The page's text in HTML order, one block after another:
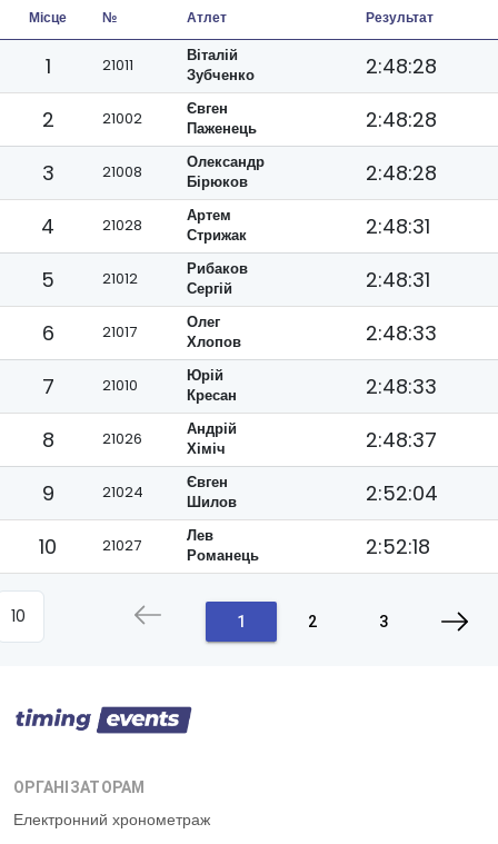
Місце № Атлет Результат
1 21011
Віталій
Зубченко
2:48:28
2
21002
Євген
Паженець
2:48:28
3
21008
Олександр
Бірюков
2:48:28
4
21028
Артем
Стрижак
2:48:31
5
21012
Рибаков
Сергій
2:48:31
6
21017
Олег
Хлопов
2:48:33
7
21010
Юрій
Кресан
2:48:33
8
21026
Андрій
Хіміч
2:48:37
9
21024
Євген
Шилов
2:52:04
10
21027
Лев
Романець
2:52:18
1 2 3
ОРГАНІЗАТОРАМ
Електронний хронометраж